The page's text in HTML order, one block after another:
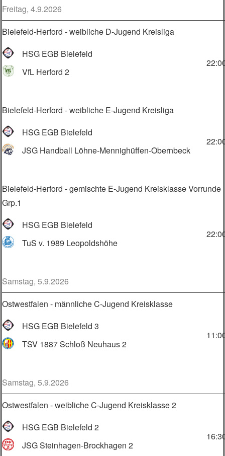
Freitag, 4.9.2026
Bielefeld-Herford - weibliche D-Jugend Kreisliga
HSG EGB Bielefeld
VfL Herford 2
Bielefeld-Herford - weibliche E-Jugend Kreisliga
HSG EGB Bielefeld
JSG Handball Löhne-Mennighüffen-Obernbeck
Bielefeld-Herford - gemischte E-Jugend Kreisklasse Vorrunde
Grp.1
HSG EGB Bielefeld
TuS v. 1989 Leopoldshöhe
Samstag, 5.9.2026
Ostwestfalen - männliche C-Jugend Kreisklasse
HSG EGB Bielefeld 3
TSV 1887 Schloß Neuhaus 2
Samstag, 5.9.2026
Ostwestfalen - weibliche C-Jugend Kreisklasse 2
HSG EGB Bielefeld 2
JSG Steinhagen-Brockhagen 2